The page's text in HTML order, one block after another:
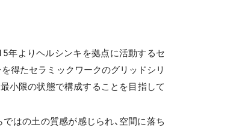
年よりヘルシンキを拠点に活動するセ
得たセラミックワークのグリッドシリ
小限の状態で構成することを目指して
はの土の質感が感じられ、空間に落ち